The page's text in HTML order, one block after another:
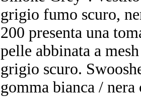
grigio fumo scuro,
200 presenta una
pelle abbinata a
grigio scuro.
gomma bianca /